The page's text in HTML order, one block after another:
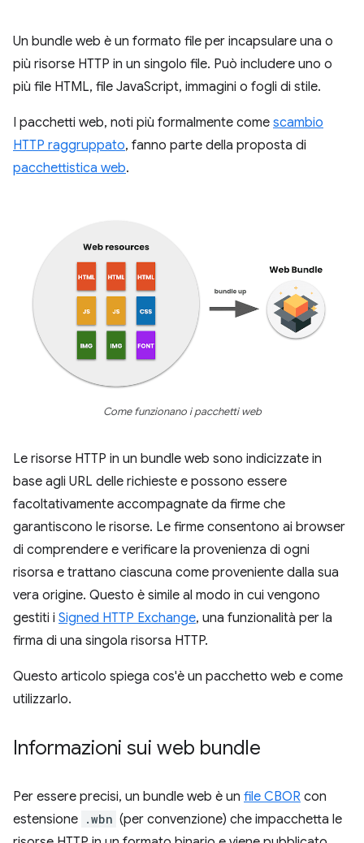
Un bundle web è un formato file per incapsulare una o
più risorse HTTP in un singolo file. Può includere uno o
più file HTML, file JavaScript, immagini o fogli di stile.
I pacchetti web, noti più formalmente come scambio
HTTP raggruppato, fanno parte della proposta di
pacchettistica web.
Come funzionano i pacchetti web
Le risorse HTTP in un bundle web sono indicizzate in
base agli URL delle richieste e possono essere
facoltativamente accompagnate da firme che
garantiscono le risorse. Le firme consentono ai browser
di comprendere e verificare la provenienza di ogni
risorsa e trattano ciascuna come proveniente dalla sua
vera origine. Questo è simile al modo in cui vengono
gestiti i Signed HTTP Exchange, una funzionalità per la
firma di una singola risorsa HTTP.
Questo articolo spiega cos'è un pacchetto web e come
utilizzarlo.
Informazioni sui web bundle
Per essere precisi, un bundle web è un file CBOR con
estensione .wbn (per convenzione) che impacchetta le